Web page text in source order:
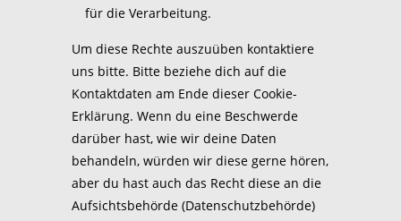
für die Verarbeitung.
Um diese Rechte auszuüben kontaktiere
uns bitte. Bitte beziehe dich auf die
Kontaktdaten am Ende dieser Cookie-
Erklärung. Wenn du eine Beschwerde
darüber hast, wie wir deine Daten
behandeln, würden wir diese gerne hören,
aber du hast auch das Recht diese an die
Aufsichtsbehörde (Datenschutzbehörde)